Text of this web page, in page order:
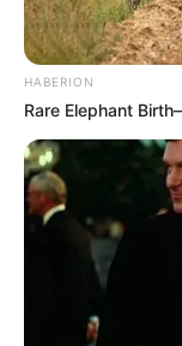
encharcada, o
drenem a água
HABERION
Rare Elephant